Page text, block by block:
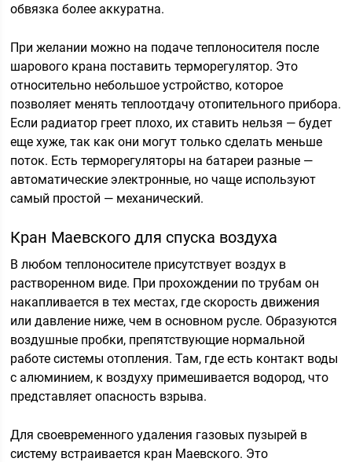
обвязка более аккуратна.
При желании можно на подаче теплоносителя после
шарового крана поставить терморегулятор. Это
относительно небольшое устройство, которое
позволяет менять теплоотдачу отопительного прибора.
Если радиатор греет плохо, их ставить нельзя — будет
еще хуже, так как они могут только сделать меньше
поток. Есть терморегуляторы на батареи разные —
автоматические электронные, но чаще используют
самый простой — механический.
Кран Маевского для спуска воздуха
В любом теплоносителе присутствует воздух в
растворенном виде. При прохождении по трубам он
накапливается в тех местах, где скорость движения
или давление ниже, чем в основном русле. Образуются
воздушные пробки, препятствующие нормальной
работе системы отопления. Там, где есть контакт воды
с алюминием, к воздуху примешивается водород, что
представляет опасность взрыва.
Для своевременного удаления газовых пузырей в
систему встраивается кран Маевского. Это